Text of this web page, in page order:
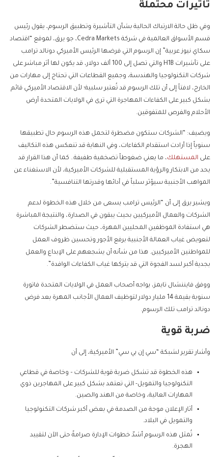
تأثيرات محتملة
وفي ظل حالة الارتباك الحالية بشأن التأشيرة وتطبيق الرسوم، يقول رئيس
قسم الأسواق العالمية في شركة Cedra Markets، جو يرق، لموقع “اقتصاد
سكاي نيوز عربية” إن الرسوم التي فرضها الرئيس الأميركي دونالد ترامب
على تأشيرات H1B والتي تصل إلى 100 ألف دولار، قد يكون لها أثر مباشر على
شركات التكنولوجيا والهندسة، وجميع القطاعات التي تحتاج إلى مهارات من
الخارج، لافتاً إلى أن تلك الرسوم قد تُعتبر سلبية؛ لأن الاقتصاد الأميركي قائم
بشكل كبير على الكفاءات المهاجرة التي ترى في الولايات المتحدة أرض
الأحلام والفرص للمتفوقين.
ويضيف: “الشركات ستكون مضطرة لتحمل هذه الرسوم حال تطبيقها
سنوياً إذا أرادت استقدام الكفاءات، وفي النهاية قد تنعكس هذه التكاليف
على المستهلك، ما يعني ضغوطاً تضخمية طفيفة.. كما أن هذا القرار قد
يحد من الابتكار والرؤية المستقبلية للشركات الأميركية، لأن الاستغناء عن
المواهب الأجنبية سيؤثر سلباً في أدائها وقدرتها التنافسية”.
ويشير يرق إلى أن “الرئيس ترامب يسعى من خلال هذه الخطوة لدعم
الشركات والعمال الأميركيين بحيث يبقون في الصدارة، والنتيجة المباشرة
هي استفادة الموظفين المحليين المهرة، حيث ستضطر الشركات
لتعويض غياب العمالة الأجنبية برفع الأجور وتحسين ظروف العمل
للمواطنين الأميركيين. هذا من شأنه أن يشجعهم على الإبداع والعمل
بجدية أكبر لسد الفجوة التي قد يتركها غياب الكفاءات الوافدة”.
ووفق فايننشال تايمز، يواجه أصحاب العمل في الولايات المتحدة فاتورة
سنوية بقيمة 14 مليار دولار لتوظيف العمال الأجانب المهرة بعد فرض
دونالد ترامب تلك الرسوم.
ضربة قوية
وأشار تقرير لشبكة “سي إن بي سي” الأميركية، إلى أن
هذه الخطوة قد تشكل ضربة قوية للشركات – وخاصة في قطاعي
التكنولوجيا والتمويل- التي تعتمد بشكل كبير على المهاجرين ذوي
المهارات العالية، وخاصة من الهند والصين.
أثار الإعلان موجة من الصدمة في بعض أكبر شركات التكنولوجيا
والتمويل في البلاد.
تُمثل هذه الرسوم أشدّ خطوات الإدارة صرامةً حتى الآن لتقييد
الهجرة.